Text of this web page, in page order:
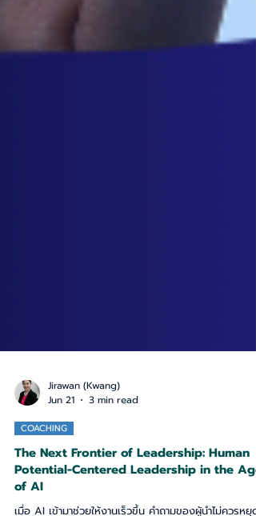
Jirawan (Kwang)
Jun 21
COACHING
The Next Frontier of Leadership: Human
Potential-Centered Leadership in the Age
of AI